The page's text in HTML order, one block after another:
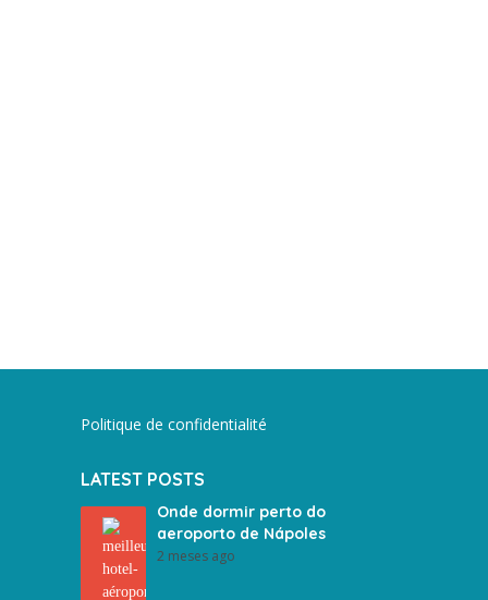
Politique de confidentialité
LATEST POSTS
Onde dormir perto do
aeroporto de Nápoles
2 meses ago